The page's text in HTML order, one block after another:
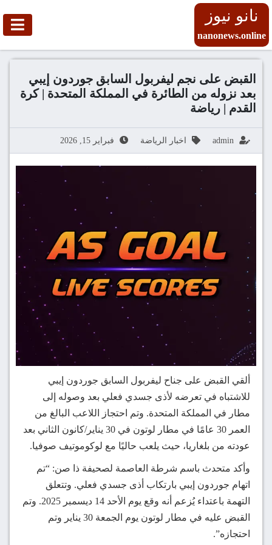
نانو نيوز
nanonews.online
القبض على نجم ليفربول السابق جوردون إيبي
بعد نزوله من الطائرة في المملكة المتحدة | كرة
القدم | رياضة
admin اخبار الرياضة فبراير 15, 2026
ألقي القبض على جناح ليفربول السابق جوردون إيبي
للاشتباه في تعرضه لأذى جسدي فعلي بعد وصوله إلى
مطار في المملكة المتحدة. وتم احتجاز اللاعب البالغ من
العمر 30 عامًا في مطار لوتون في 30 يناير/كانون الثاني بعد
عودته من بلغاريا، حيث يلعب حاليًا مع لوكوموتيف صوفيا.
وأكد متحدث باسم شرطة العاصمة لصحيفة ذا صن: “تم
اتهام جوردون إيبي بارتكاب أذى جسدي فعلي. وتتعلق
التهمة باعتداء يُزعم أنه وقع يوم الأحد 14 ديسمبر 2025. وتم
القبض عليه في مطار لوتون يوم الجمعة 30 يناير وتم
احتجازه”.